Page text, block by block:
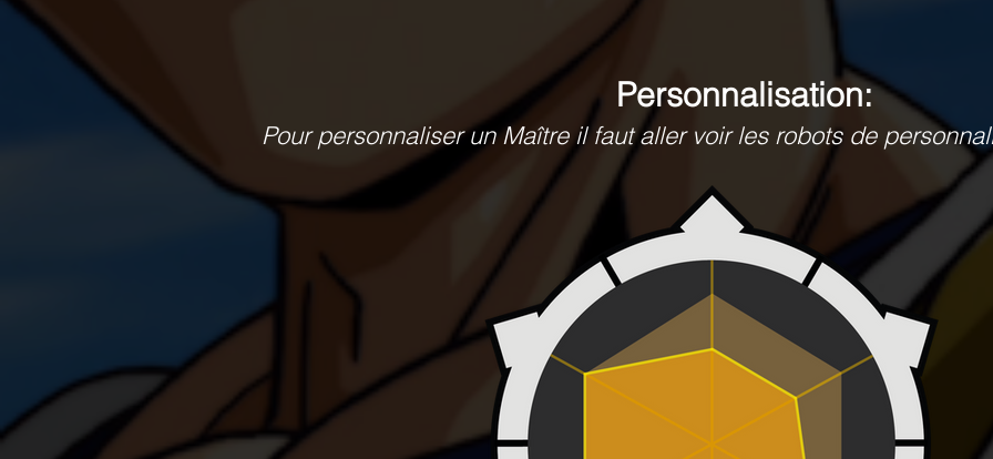
Personnalisation:
Pour personnaliser un Maître il faut aller voir les robots de